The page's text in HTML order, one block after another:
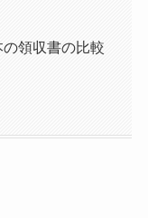
領収書の比較